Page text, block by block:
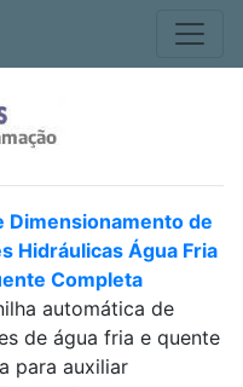
Dimensionamento de
Hidráulicas Água Fria
Completa
automática de
de água fria e quente
para auxiliar